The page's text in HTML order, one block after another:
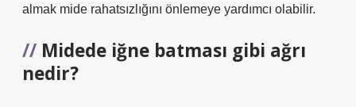
almak mide rahatsızlığını önlemeye yardımcı olabilir.
Midede iğne batması gibi ağrı
nedir?